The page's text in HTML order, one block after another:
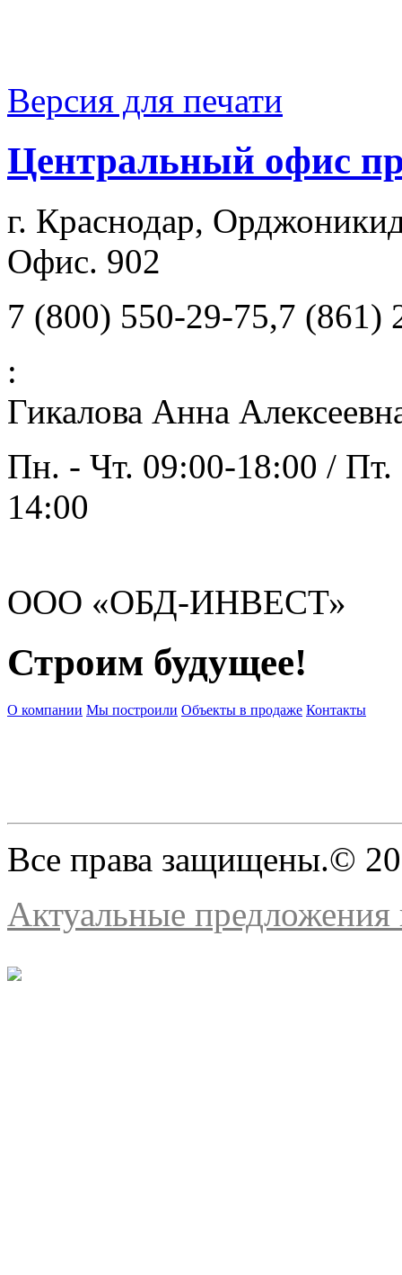
Версия для печати
Центральный офис
г. Краснодар,
Офис. 902
7 (800) 550-29-75,7 (861)
:
Гикалова Анна
Пн. - Чт. 09:00-18:00 /
14:00
ООО «ОБД-ИНВЕСТ»
Строим будущее!
О компании Мы построили Объекты в продаже Контакты
Все права защищены.©
Актуальные предложения